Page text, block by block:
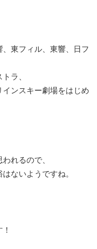
東フィル、東響、日フ
ラ、
ンスキー劇場をはじめ
れるので、
ないようですね。